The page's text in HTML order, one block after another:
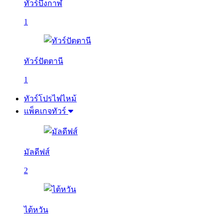
ทัวร์บึงกาฬ
1
ทัวร์ปัตตานี
1
ทัวร์โปรไฟไหม้
แพ็คเกจทัวร์
มัลดีฟส์
2
ไต้หวัน